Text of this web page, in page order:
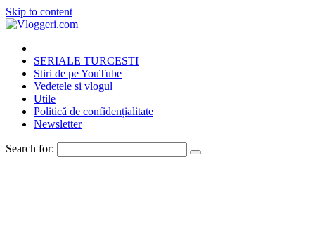
Skip to content
SERIALE TURCESTI
Stiri de pe YouTube
Vedetele si vlogul
Utile
Politică de confidențialitate
Newsletter
Search for: